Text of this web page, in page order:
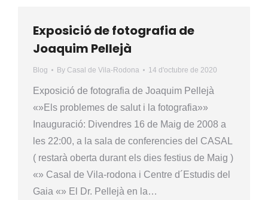
Exposició de fotografia de
Joaquim Pellejà
Blog By Casal de Vila-Rodona 14 d'octubre de 2020
Exposició de fotografia de Joaquim Pellejà
«»Els problemes de salut i la fotografia»»
Inauguració: Divendres 16 de Maig de 2008 a
les 22:00, a la sala de conferencies del CASAL
( restarà oberta durant els dies festius de Maig )
«» Casal de Vila-rodona i Centre d´Estudis del
Gaia «» El Dr. Pellejà en la…